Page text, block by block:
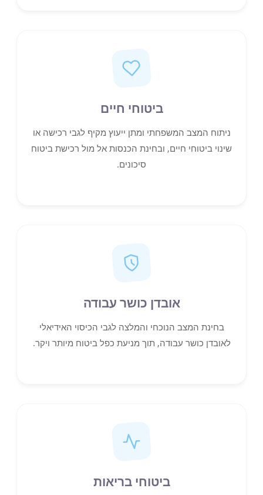
ביטוחי חיים
ניתוח המצב המשפחתי ומתן ייעוץ מקיף לגבי רכישה או
שינוי ביטוחי חיים, ובחינת הכנסות אל מול רכישת ביטוח
סיכונים.
אובדן כושר עבודה
בחינת המצב הנוכחי והמלצה לגבי הכיסוי האידיאלי
לאובדן כושר עבודה, תוך מניעת כפל ביטוח מיותר ויקר.
ביטוחי בריאות